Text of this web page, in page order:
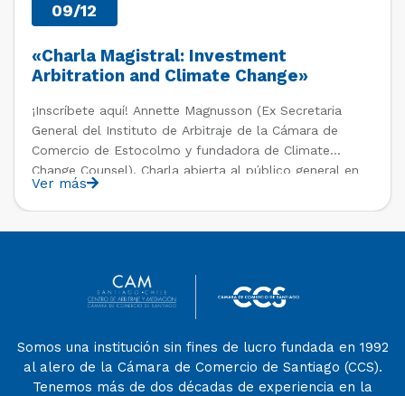
09/12
«Charla Magistral: Investment
Arbitration and Climate Change»
¡Inscríbete aquí! Annette Magnusson (Ex Secretaria
General del Instituto de Arbitraje de la Cámara de
Comercio de Estocolmo y fundadora de Climate
Change Counsel). Charla abierta al público general en
el marco del IV Diploma de Postítulo en Arbitraje
Nacional y Comercial Internacional, organizado por el
Departamento de Derecho Internacional […]
Ver más
Somos una institución sin fines de lucro fundada en 1992
al alero de la Cámara de Comercio de Santiago (CCS).
Tenemos más de dos décadas de experiencia en la